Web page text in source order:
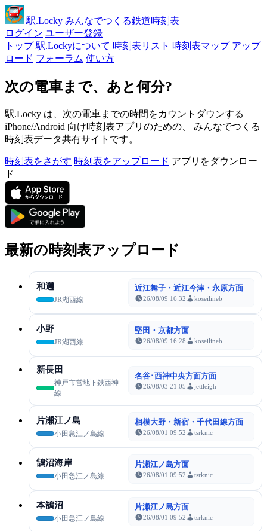
駅.Locky みんなでつくる鉄道時刻表
ログイン ユーザー登録
トップ 駅.Lockyについて 時刻表リスト 時刻表マップ アップ
ロード フォーラム 使い方
次の電車まで、あと何分?
駅.Locky は、次の電車までの時間をカウントダウンする
iPhone/Android 向け時刻表アプリのための、 みんなでつくる
時刻表データ共有サイトです。
時刻表をさがす 時刻表をアップロード アプリをダウンロー
ド
最新の時刻表アップロード
和邇
JR湖西線
近江舞子・近江今津・永原方面
26/08/09 16:32 koseilineb
小野
JR湖西線
堅田・京都方面
26/08/09 16:28 koseilineb
新長田
神戸市営地下鉄西神
線
名谷･西神中央方面方面
26/08/03 21:05 jettleigh
片瀬江ノ島
小田急江ノ島線
相模大野・新宿・千代田線方面
26/08/01 09:52 tsrknic
鵠沼海岸
小田急江ノ島線
片瀬江ノ島方面
26/08/01 09:52 tsrknic
本鵠沼
小田急江ノ島線
片瀬江ノ島方面
26/08/01 09:52 tsrknic